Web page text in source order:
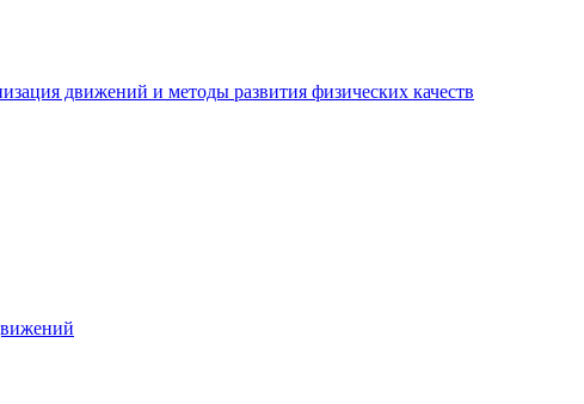
движений и методы развития физических качеств